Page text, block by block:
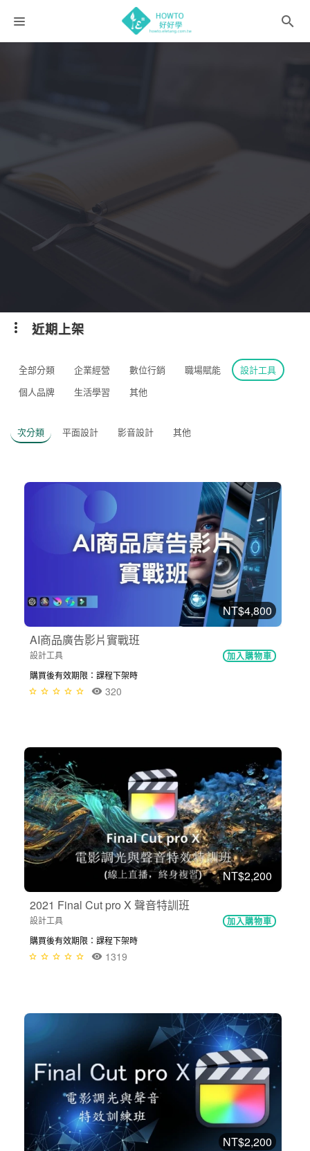
近期上架
全部分類 企業經營 數位行銷 職場賦能
設計工具
個人品牌
生活學習 其他
次分類 平面設計 影音設計 其他
NT$4,800
AI商品廣告影片實戰班
設計工具 加入購物車
購買後有效期限：課程下架時
320
NT$2,200
2021 Final Cut pro X 聲音特訓班
設計工具 加入購物車
購買後有效期限：課程下架時
1319
NT$2,200